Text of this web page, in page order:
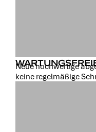
Neue hochwertige
keine regelmäßige